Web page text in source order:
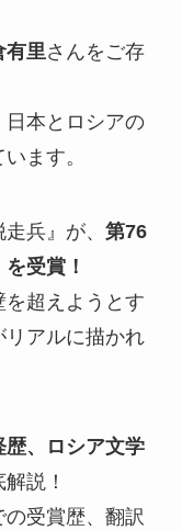
有里さんをご存
本とロシアの
ます。
兵』が、 第76
受賞！
超えようとす
リアルに描かれ
、ロシア文学
説！
受賞歴、翻訳